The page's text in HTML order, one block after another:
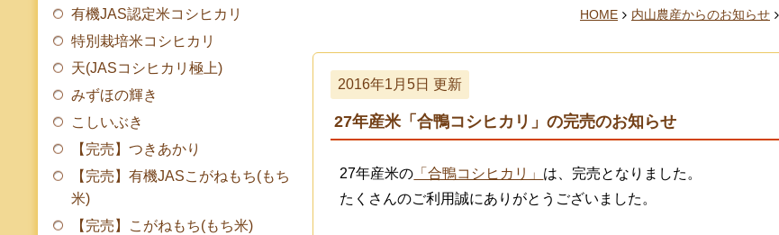
有機JAS認定米コシヒカリ
特別栽培米コシヒカリ
天(JASコシヒカリ極上)
みずほの輝き
こしいぶき
【完売】つきあかり
【完売】有機JASこがねもち(もち
米)
【完売】こがねもち(もち米)
HOME 内山農産からのお知らせ
2016年1月5日 更新
27年産米「合鴨コシヒカリ」の完売のお知らせ
27年産米の 「合鴨コシヒカリ」 は、完売となりました。
たくさんのご利用誠にありがとうございました。